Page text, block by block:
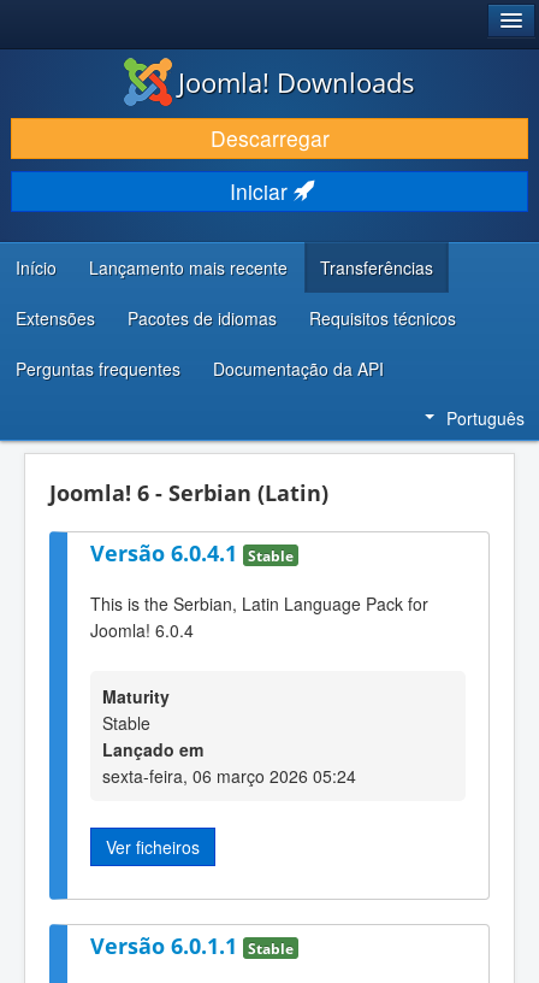
DESCARREGAR E EVOLUIR
DESCOBRIR E APRENDER
COMUNIDADE E SUPORTE
RECURSOS PARA PROGRAMADORES
Joomla! Downloads
Descarregar
Iniciar
Início Lançamento mais recente Transferências
Extensões Pacotes de idiomas Requisitos técnicos
Perguntas frequentes Documentação da API
Português
Joomla! 6 - Serbian (Latin)
Versão 6.0.4.1 Stable
This is the Serbian, Latin Language Pack for
Joomla! 6.0.4
Maturity
Stable
Lançado em
sexta-feira, 06 março 2026 05:24
Ver ficheiros
Versão 6.0.1.1 Stable